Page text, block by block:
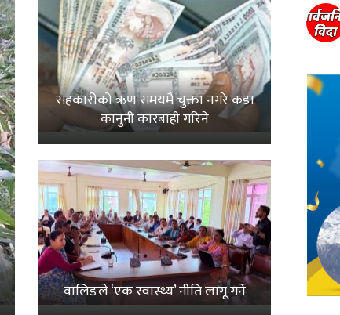
सहकारीको ऋण समयमै चुक्ता नगरे कडा
कानुनी कारबाही गरिने
वालिङले ‘एक स्वास्थ्य’ नीति लागू गर्ने